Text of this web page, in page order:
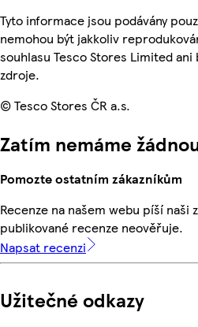
Tyto informace jsou podávány
nemohou být jakkoliv
souhlasu Tesco Stores Limited
zdroje.
© Tesco Stores ČR a.s.
Zatím nemáme
Pomozte ostatním zákazníkům
Recenze na našem webu píší naši
publikované recenze neověřuje.
Napsat recenzi
Užitečné odkazy